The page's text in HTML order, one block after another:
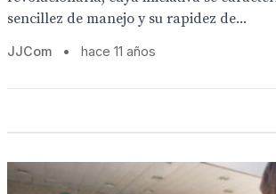
sencillez de manejo y su rapidez de...
JJCom • hace 11 años